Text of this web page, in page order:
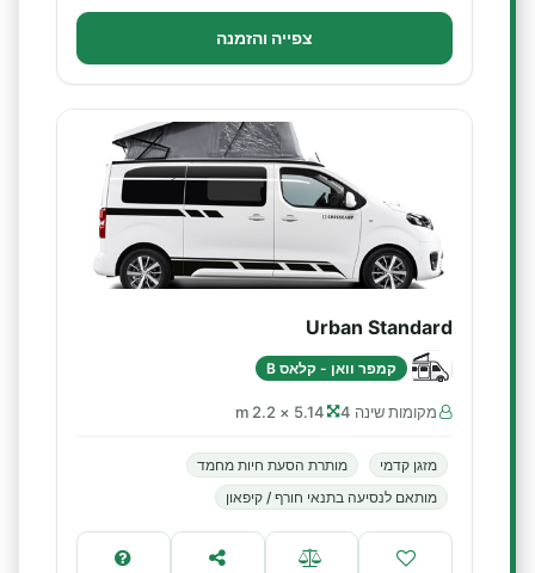
צפייה והזמנה
Urban Standard
קמפר וואן - קלאס B
מקומות שינה 4 5.14 × 2.2 m
מזגן קדמי
מותרת הסעת חיות מחמד
מותאם לנסיעה בתנאי חורף / קיפאון